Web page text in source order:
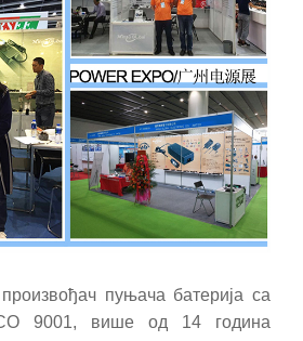
пуњача батерија са
9001, више од 14 година